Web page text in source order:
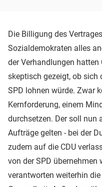
Die Billigung des
Sozialdemokraten alles
der Verhandlungen hatten
skeptisch gezeigt, ob sich
SPD lohnen würde. Zwar
Kernforderung, einem
durchsetzen. Der soll nun
Aufträge gelten - bei der
zudem auf die CDU
von der SPD übernehmen
verantworten weiterhin